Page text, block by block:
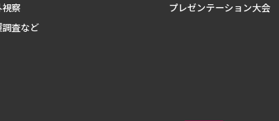
察
査など
プレゼンテーション大会